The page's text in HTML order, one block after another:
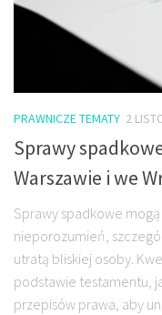
PRAWNICZE TEMATY 2
Sprawy
Warszawie i we
Sprawy spadkowe
nieporozumień,
utratą bliskiej osoby.
podstawie testamentu,
przepisów prawa, aby